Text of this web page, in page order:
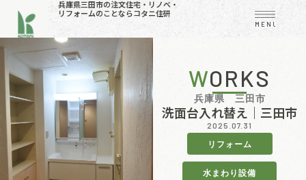
兵庫県三田市の注文住宅・リノベ・
リフォームのことならコタニ住研
MENU
WORKS
兵庫県 三田市
洗面台入れ替え｜三田市
2025.07.31
リフォーム
水まわり設備